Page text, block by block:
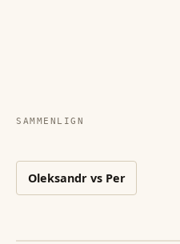
SAMMENLIGN
Oleksandrvs Per